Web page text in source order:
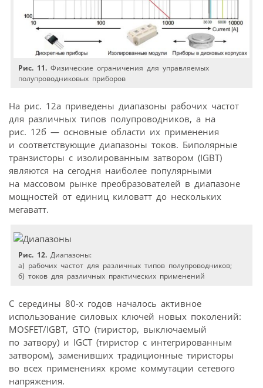
Рис. 11. Физические ограничения для управляемых
полупроводниковых приборов
На рис. 12а приведены диапазоны рабочих частот
для различных типов полупроводников, а на
рис. 12б — основные области их применения
и соответствующие диапазоны токов. Биполярные
транзисторы с изолированным затвором (IGBT)
являются на сегодня наиболее популярными
на массовом рынке преобразователей в диапазоне
мощностей от единиц киловатт до нескольких
мегаватт.
Рис. 12. Диапазоны:
а) рабочих частот для различных типов полупроводников;
б) токов для различных практических применений
С середины 80-х годов началось активное
использование силовых ключей новых поколений:
MOSFET/IGBT, GTO (тиристор, выключаемый
по затвору) и IGCT (тиристор с интегрированным
затвором), заменивших традиционные тиристоры
во всех применениях кроме коммутации сетевого
напряжения.